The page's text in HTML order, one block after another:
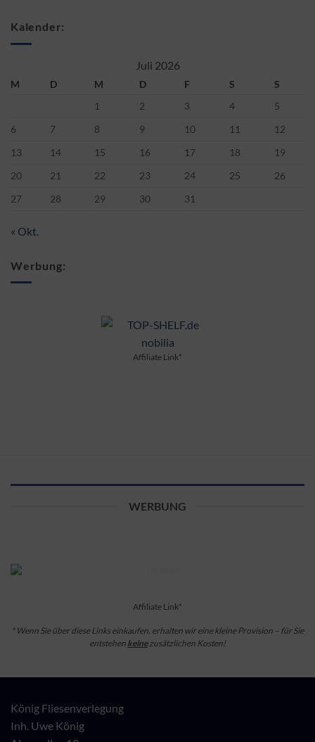
Kalender:
Juli 2026
M D M D F S
S
1
2 3 4
5
6
7 8 9 10 11
12
13
14 15 16 17 18
19
20
21 22 23 24 25
26
27
28 29 30 31
« Okt.
Werbung:
Affiliate Link*
WERBUNG
Affiliate Link*
* Wenn Sie über diese Links einkaufen, erhalten wir eine kleine Provision – für Sie
entstehen keinezusätzlichen Kosten!
König Fliesenverlegung
Inh. Uwe König